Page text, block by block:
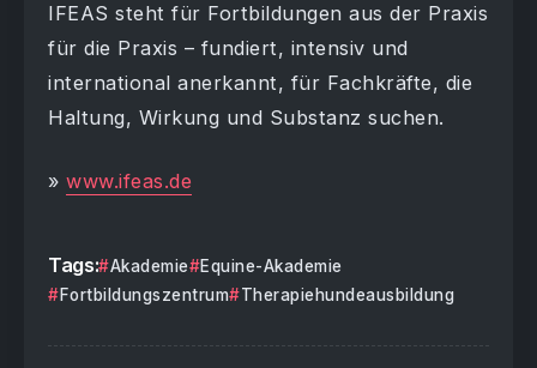
IFEAS steht für Fortbildungen aus der Praxis
für die Praxis – fundiert, intensiv und
international anerkannt, für Fachkräfte, die
Haltung, Wirkung und Substanz suchen.
» www.ifeas.de
Tags: Akademie
Equine-Akademie
Fortbildungszentrum
Therapiehundeausbildung